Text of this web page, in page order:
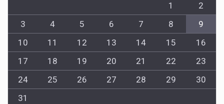
1
2
3
4 5 6 7 8
9
10
11 12 13 14 15
16
17
18 19 20 21 22
23
24
25 26 27 28 29
30
31